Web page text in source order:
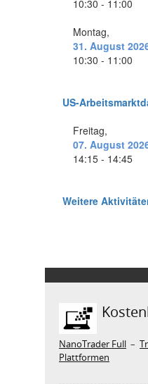
NanoTrader Full –
Plattformen